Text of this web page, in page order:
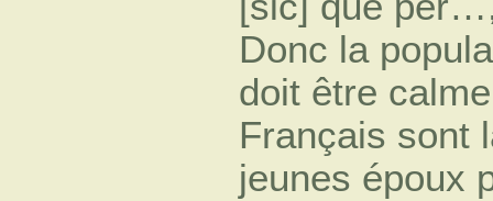
Donc la
doit être
Français sont
jeunes époux